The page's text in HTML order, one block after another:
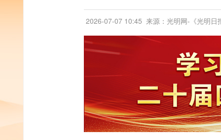
2026-07-07 10:45 来源：光明网-《光明日